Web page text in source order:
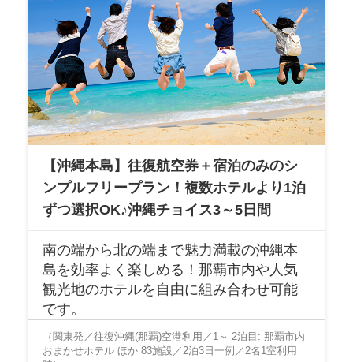
【沖縄本島】往復航空券＋宿泊のみのシ
ンプルフリープラン！複数ホテルより1泊
ずつ選択OK♪沖縄チョイス3～5日間
南の端から北の端まで魅力満載の沖縄本
島を効率よく楽しめる！那覇市内や人気
観光地のホテルを自由に組み合わせ可能
です。
（関東発／往復沖縄(那覇)空港利用／1～ 2泊目: 那覇市内
おまかせホテル ほか 83施設／2泊3日一例／2名1室利用